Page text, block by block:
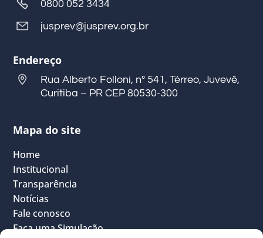
0800 052 3434
jusprev@jusprev.org.br
Endereço
Rua Alberto Folloni, nº 541, Térreo, Juvevê,
Curitiba – PR CEP 80530-300
Mapa do site
Home
Institucional
Transparência
Notícias
Fale conosco
Faça uma Simulação